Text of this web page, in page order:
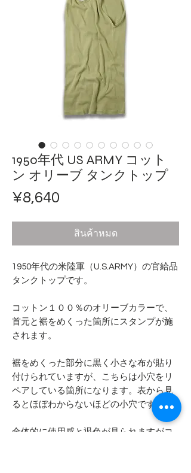
1950年代 US ARMY コット
ン オリーブ タンクトップ
¥8,640
สินค้าหมด
1950年代の米陸軍（U.S.ARMY）の官給品
タンクトップです。
コットン１００％のオリーブカラーで、
首元と裾をめくった箇所にスタンプが施
されます。
裾をめくった部分に黒く小さな布が貼り
付けられていますが、こちらは小穴をリ
ペアしている箇所になります。表から見
るとほぼわからないほどの小穴です。
全体的に使用感と退色が見られますがコ